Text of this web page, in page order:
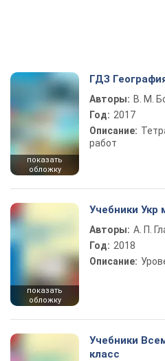
показать
обложку
ГДЗ
Авторы: В. М.
Год: 2017
Описание:
работ
показать
обложку
Учебники Укр
Авторы: А. П.
Год: 2018
Описание:
Учебники
класс